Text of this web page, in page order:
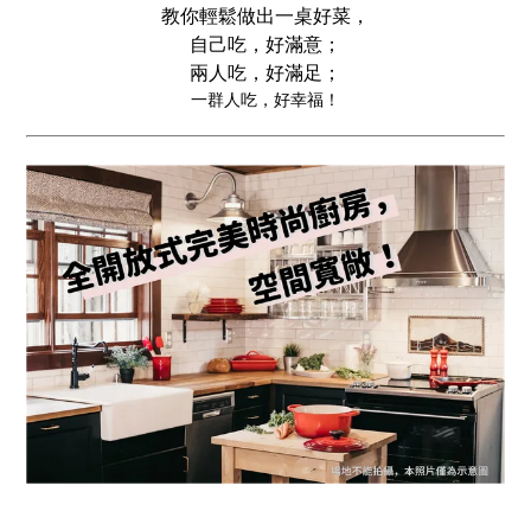
教你輕鬆做出一桌好菜，
自己吃，好滿意；
兩人吃，好滿足；
一群人吃，好幸福！